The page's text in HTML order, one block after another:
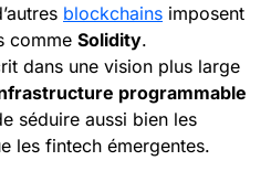
blockchains imposent
comme Solidity.
dans une vision plus large
programmable
séduire aussi bien les
les fintech émergentes.